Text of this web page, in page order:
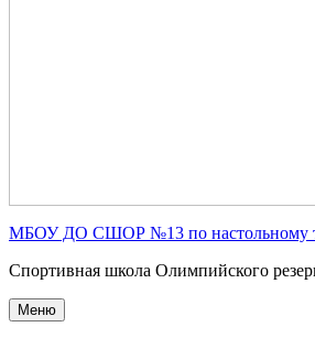
МБОУ ДО СШОР №13 по настольному
Спортивная школа Олимпийского
Меню